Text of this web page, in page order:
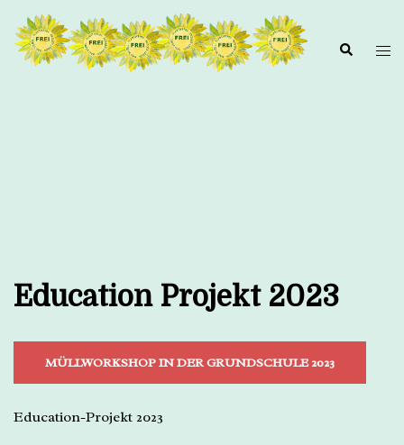
Inhalt
springen
Education Projekt 2023
MÜLLWORKSHOP IN DER GRUNDSCHULE 2023
Education-Projekt 2023